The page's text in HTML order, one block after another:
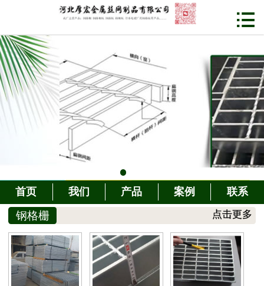

案例展示
客户评价
车间展示
公司动态
行业新闻
关于我们
联系我们

首页 我们 产品 案例 联系
钢格栅 点击更多